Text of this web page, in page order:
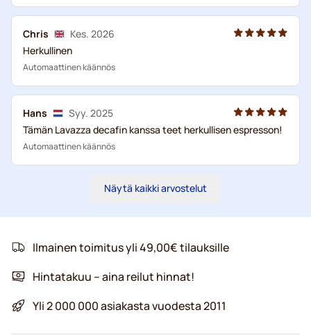
Chris
Kes. 2026
Herkullinen
Automaattinen käännös
Hans
Syy. 2025
Tämän Lavazza decafin kanssa teet herkullisen espresson!
Automaattinen käännös
Näytä kaikki arvostelut
Ilmainen toimitus yli 49,00€ tilauksille
Hintatakuu – aina reilut hinnat!
Yli 2 000 000 asiakasta vuodesta 2011